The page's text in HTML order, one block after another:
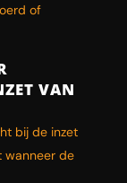
of
VAN
bij de inzet
wanneer de